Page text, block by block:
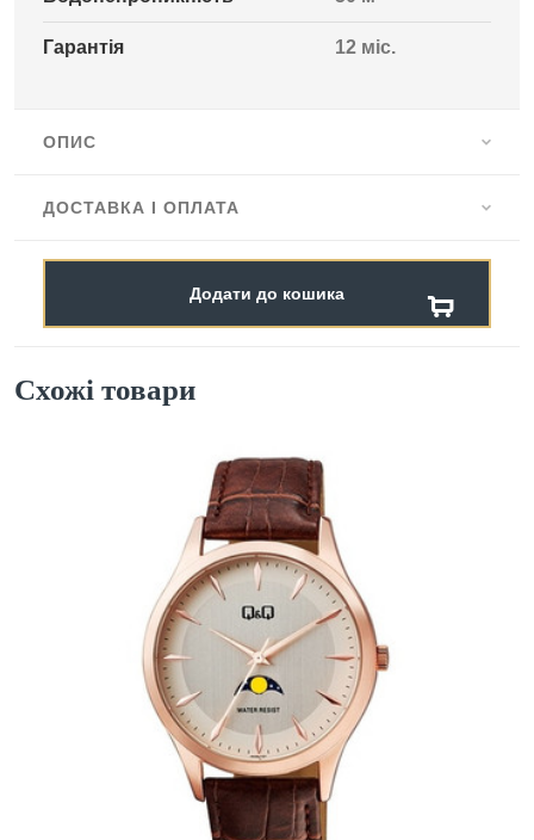
Гарантія 12 міс.
ОПИС
ДОСТАВКА І ОПЛАТА
Додати до кошика
Схожі товари